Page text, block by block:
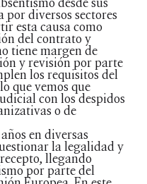
diversos sectores
esta causa como
del contrato y
tiene margen de
y revisión por parte
los requisitos del
que vemos que
con los despidos
o de
en diversas
la legalidad y
llegando
por parte del